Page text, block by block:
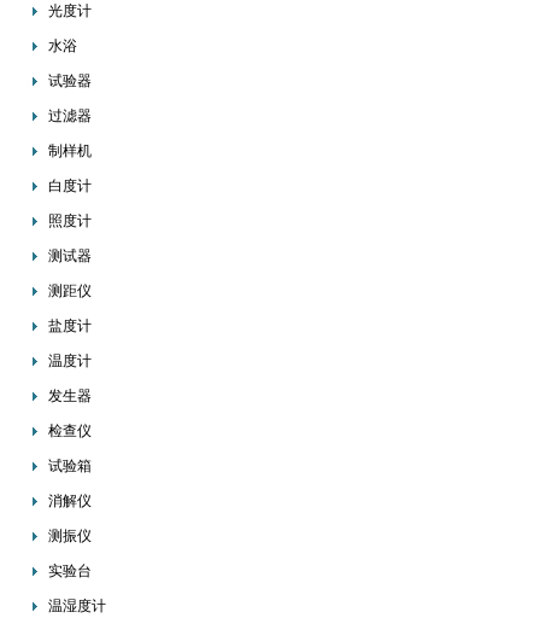
光度计
水浴
试验器
过滤器
制样机
白度计
照度计
测试器
测距仪
盐度计
温度计
发生器
检查仪
试验箱
消解仪
测振仪
实验台
温湿度计